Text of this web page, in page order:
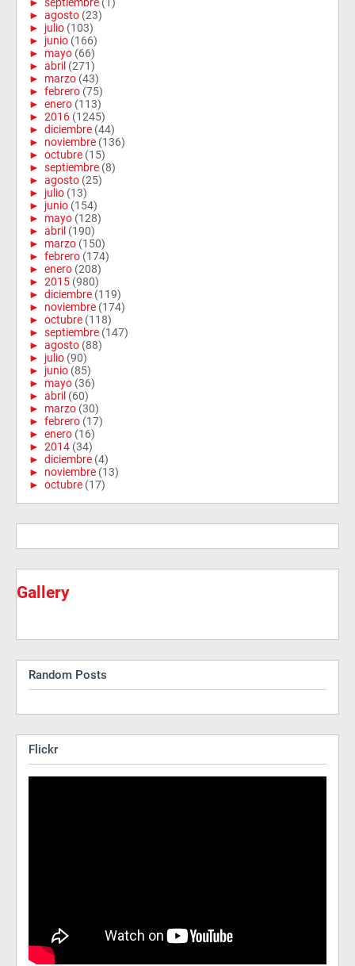
► agosto (23)
► julio (103)
► junio (166)
► mayo (66)
► abril (271)
► marzo (43)
► febrero (75)
► enero (113)
► 2016 (1245)
► diciembre (44)
► noviembre (136)
► octubre (15)
► septiembre (8)
► agosto (25)
► julio (13)
► junio (154)
► mayo (128)
► abril (190)
► marzo (150)
► febrero (174)
► enero (208)
► 2015 (980)
► diciembre (119)
► noviembre (174)
► octubre (118)
► septiembre (147)
► agosto (88)
► julio (90)
► junio (85)
► mayo (36)
► abril (60)
► marzo (30)
► febrero (17)
► enero (16)
► 2014 (34)
► diciembre (4)
► noviembre (13)
► octubre (17)
Gallery
Random Posts
Flickr